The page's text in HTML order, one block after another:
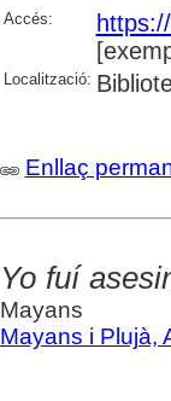
Accés:
Localització:
Enllaç
Yo fuí
Mayans
Mayans i Plujà,